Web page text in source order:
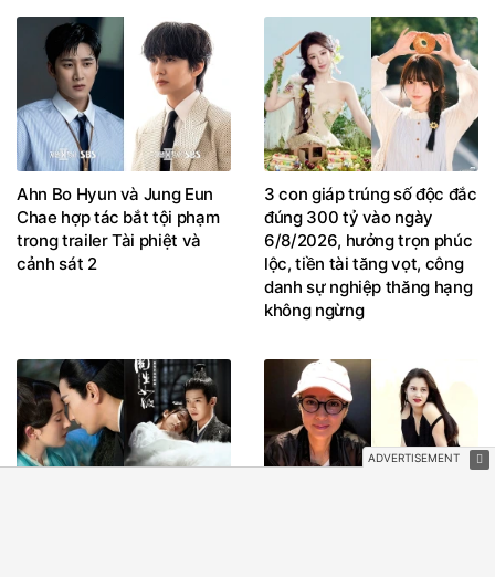
Ahn Bo Hyun và Jung Eun
Chae hợp tác bắt tội phạm
trong trailer Tài phiệt và
cảnh sát 2
3 con giáp trúng số độc đắc
đúng 300 tỷ vào ngày
6/8/2026, hưởng trọn phúc
lộc, tiền tài tăng vọt, công
danh sự nghiệp thăng hạng
không ngừng